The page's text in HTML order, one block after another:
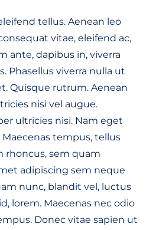
tellus. Aenean leo
vitae, eleifend ac,
ante, dapibus in, viverra
Phasellus viverra nulla ut
Quisque rutrum. Aenean
nisi vel augue.
ultricies nisi. Nam eget
tempus, tellus
sem quam
adipiscing sem neque
nunc, blandit vel, luctus
lorem. Maecenas nec odio
Donec vitae sapien ut